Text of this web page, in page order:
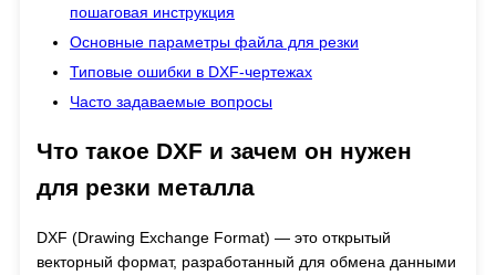
пошаговая инструкция
Основные параметры файла для резки
Типовые ошибки в DXF-чертежах
Часто задаваемые вопросы
Что такое DXF и зачем он нужен
для резки металла
DXF (Drawing Exchange Format) — это открытый
векторный формат, разработанный для обмена данными